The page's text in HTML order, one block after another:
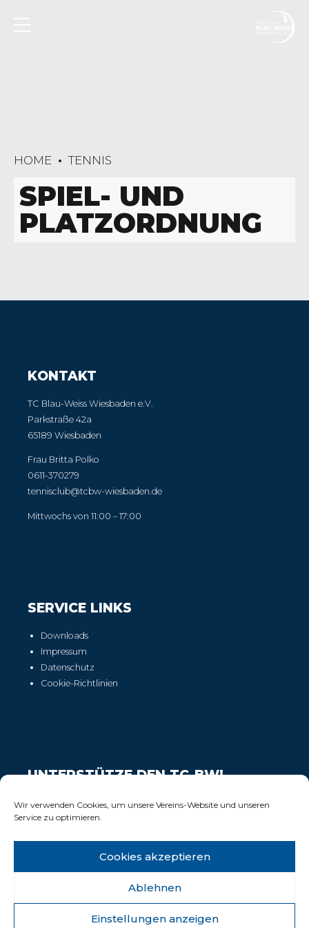
Wir verwenden Cookies, um unsere Vereins-Website und unseren
Service zu optimieren.
Cookies akzeptieren
Ablehnen
Einstellungen anzeigen
HOME TENNIS
SPIEL- UND
PLATZORDNUNG
KONTAKT
TC Blau-Weiss Wiesbaden e.V.
Parkstraße 42a
65189 Wiesbaden
Frau Britta Polko
0611-370279
tennisclub@tcbw-wiesbaden.de
Mittwochs von 11:00 – 17:00
SERVICE LINKS
Downloads
Impressum
Datenschutz
Cookie-Richtlinien
UNTERSTÜTZE DEN TC-BW!
Wir freuen uns über Deinen Support!